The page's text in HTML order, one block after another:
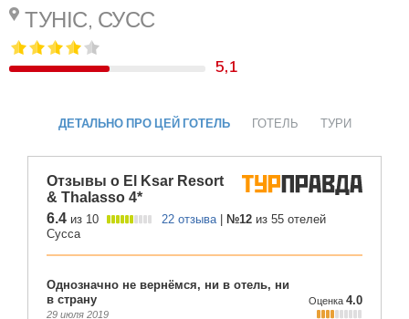
ТУНІС, СУСС
5,1
ДЕТАЛЬНО ПРО ЦЕЙ ГОТЕЛЬ ГОТЕЛЬ ТУРИ